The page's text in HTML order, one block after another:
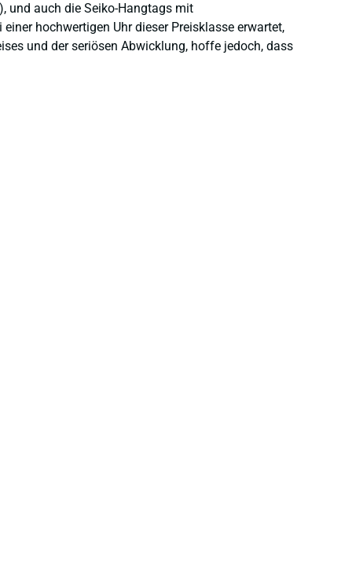
und auch die Seiko-Hangtags mit
hochwertigen Uhr dieser Preisklasse erwartet,
und der seriösen Abwicklung, hoffe jedoch, dass